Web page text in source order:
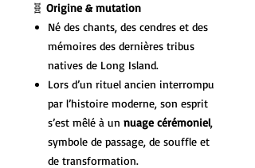
🧬 Origine & mutation
Né des chants, des cendres et des
mémoires des dernières tribus
natives de Long Island.
Lors d’un rituel ancien interrompu
par l’histoire moderne, son esprit
s’est mêlé à un nuage cérémoniel,
symbole de passage, de souffle et
de transformation.